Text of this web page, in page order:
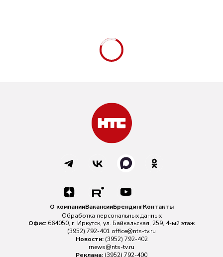
О компанииВакансииБрендингКонтакты
Обработка персональных данных
Офис: 664050, г. Иркутск, ул. Байкальская, 259, 4-ый этаж
(3952) 792-401 office@nts-tv.ru
Новости: (3952) 792-402
rnews@nts-tv.ru
Реклама: (3952) 792-400